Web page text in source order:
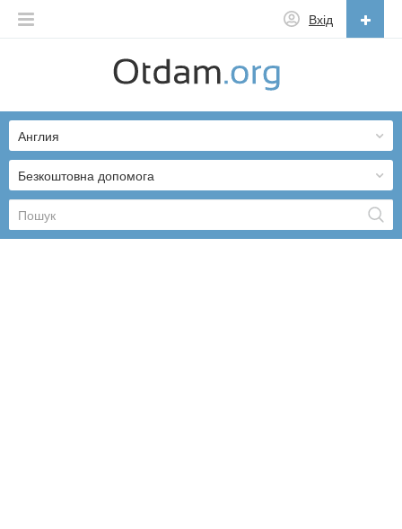
Вхід
English
Русский
Українська
Безкоштовна допомога
Англия